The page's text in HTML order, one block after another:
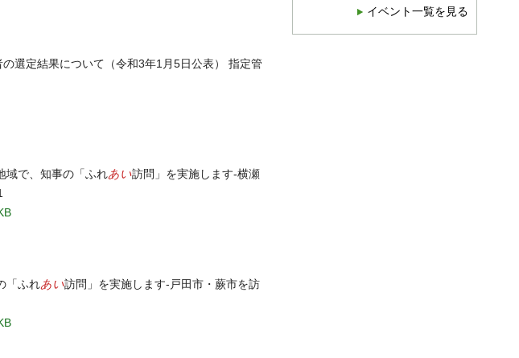
イベント一覧を見る
選定結果について（令和3年1月5日公表） 指定管
域で、知事の「ふれあい訪問」を実施します-横瀬
「ふれあい訪問」を実施します-戸田市・蕨市を訪